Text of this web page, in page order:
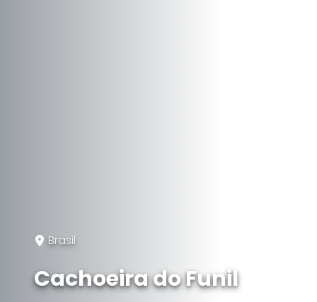
Brasil
Cachoeira do Funil